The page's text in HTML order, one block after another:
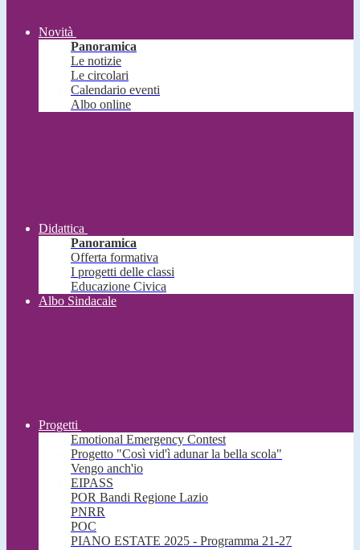
Novità
Panoramica
Le notizie
Le circolari
Calendario eventi
Albo online
Didattica
Panoramica
Offerta formativa
I progetti delle classi
Educazione Civica
Albo Sindacale
Progetti
Emotional Emergency Contest
Progetto "Così vid'ì adunar la bella scola"
Vengo anch'io
EIPASS
POR Bandi Regione Lazio
PNRR
POC
PIANO ESTATE 2025 - Programma 21-27